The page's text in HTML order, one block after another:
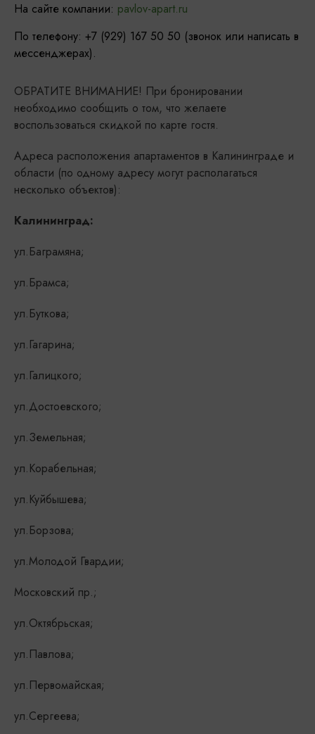
На сайте компании: pavlov-apart.ru
По телефону: +7 (929) 167 50 50 (звонок или написать в
мессенджерах).
ОБРАТИТЕ ВНИМАНИЕ! При бронировании
необходимо сообщить о том, что желаете
воспользоваться скидкой по карте гостя.
Адреса расположения апартаментов в Калининграде и
области (по одному адресу могут располагаться
несколько объектов):
Калининград:
ул.Баграмяна;
ул.Брамса;
ул.Буткова;
ул.Гагарина;
ул.Галицкого;
ул.Достоевского;
ул.Земельная;
ул.Корабельная;
ул.Куйбышева;
ул.Борзова;
ул.Молодой Гвардии;
Московский пр.;
ул.Октябрьская;
ул.Павлова;
ул.Первомайская;
ул.Сергеева;